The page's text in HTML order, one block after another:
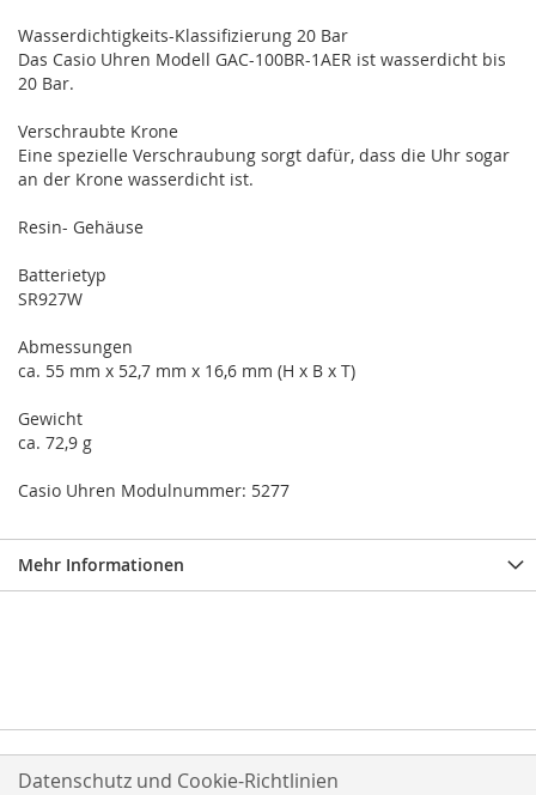
Wasserdichtigkeits-Klassifizierung 20 Bar
Das Casio Uhren Modell GAC-100BR-1AER ist wasserdicht bis
20 Bar.
Verschraubte Krone
Eine spezielle Verschraubung sorgt dafür, dass die Uhr sogar
an der Krone wasserdicht ist.
Resin- Gehäuse
Batterietyp
SR927W
Abmessungen
ca. 55 mm x 52,7 mm x 16,6 mm (H x B x T)
Gewicht
ca. 72,9 g
Casio Uhren Modulnummer: 5277
Mehr Informationen
Datenschutz und Cookie-Richtlinien